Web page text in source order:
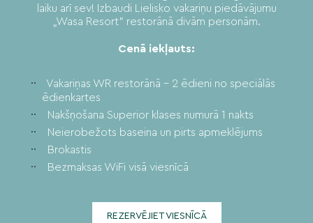
laiku arī sev! Izbaudi Lielisko vakariņu piedāvājumu
„Wasa Resort” restorānā divām personām.
Cenā iekļauts:
Vakariņas WR restorānā – 2 ēdieni no speciālās
ēdienkartes
Nakšņošana Superior klases numurā 1 nakts
Neierobežots baseina un pirts apmeklējums
Brokastis
Bezmaksas WiFi visā viesnīcā
REZERVĒJIET VIESNĪCĀ